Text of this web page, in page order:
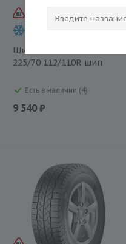
Шина Attar W03 R15C
225/70 112/110R шип
Есть в наличии (4)
9 540 ₽